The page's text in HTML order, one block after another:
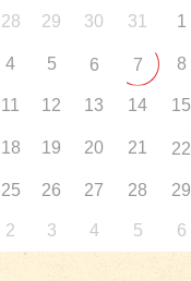
28 29 30 31 1
4 5 6 7 8
11 12 13 14 15
18 19 20 21 22
25 26 27 28 29
2 3 4 5 6